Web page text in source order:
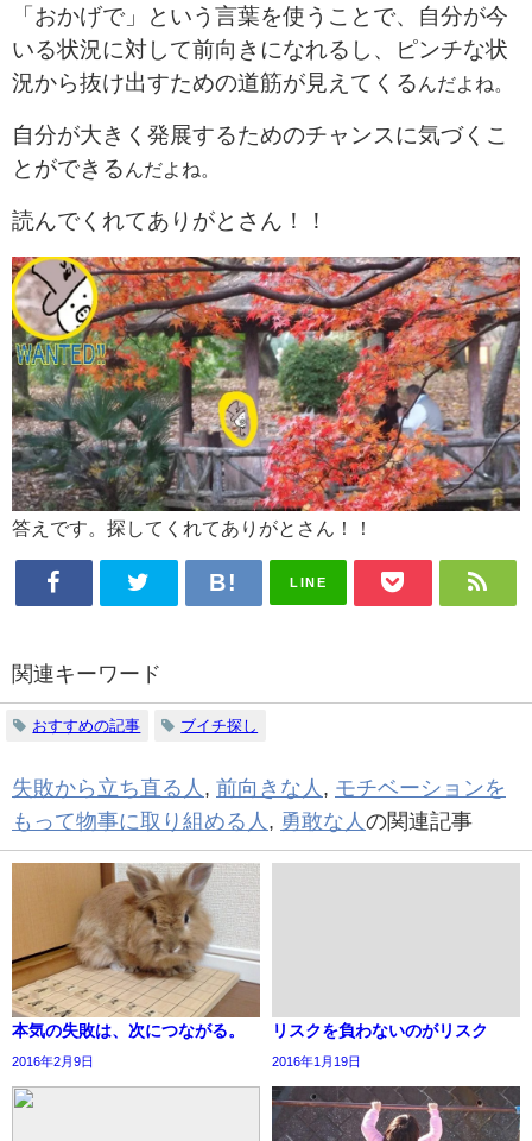
「おかげで」という言葉を使うことで、自分が今
いる状況に対して前向きになれるし、ピンチな状
況から抜け出すための道筋が見えてくる んだよね。
自分が大きく発展するためのチャンスに気づくこ
とができる んだよね。
読んでくれてありがとさん！！
答えです。探してくれてありがとさん！！
LINE
関連キーワード
おすすめの記事 ブイチ探し
失敗から立ち直る人 , 前向きな人 , モチベーションを
もって物事に取り組める人 , 勇敢な人 の関連記事
本気の失敗は、次につながる。
2016年2月9日
リスクを負わないのがリスク
2016年1月19日